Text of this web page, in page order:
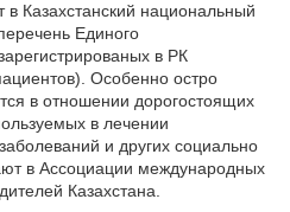
в Казахстанский национальный
Единого
в РК
Особенно остро
в отношении дорогостоящих
в лечении
и других социально
в Ассоциации международных
Казахстана.